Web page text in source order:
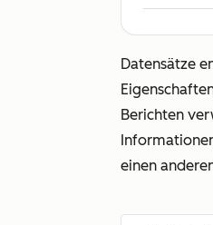
Datensätze
Berichten
einen